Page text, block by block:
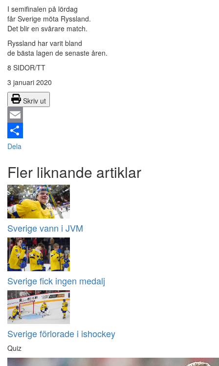
I semifinalen på lördag
får Sverige möta Ryssland.
Det blir en svårare match.
Ryssland har varit bland
de bästa lagen de senaste åren.
8 SIDOR/TT
3 januari 2020
Skriv ut
Email
Dela
Fler liknande artiklar
Sverige vann i JVM
Sverige fick ingen medalj
Sverige förlorade i ishockey
Quiz